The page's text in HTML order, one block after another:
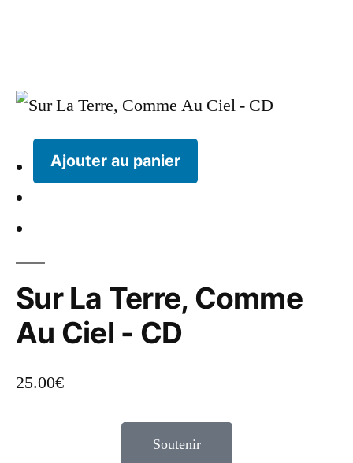
Ajouter au panier
Sur La Terre, Comme
Au Ciel - CD
25.00€
Soutenir